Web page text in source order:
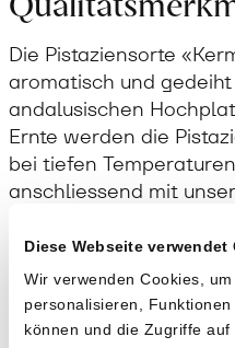
Diese Webseite verwendet
Wir verwenden Cookies,
personalisieren,
können und die Zugriffe auf
Die Pistaziensorte
aromatisch und
andalusischen
Ernte werden die
bei tiefen
anschliessend mit
verarbeitet. Die
intensiven Geschmack
Nährstoffqualität –